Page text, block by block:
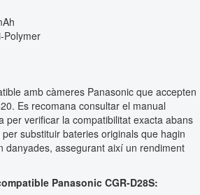
Polymer
amb càmeres Panasonic que accepten
Es recomana consultar el manual
per verificar la compatibilitat exacta abans
substituir bateries originals que hagin
danyades, assegurant així un rendiment
Panasonic CGR-D28S: